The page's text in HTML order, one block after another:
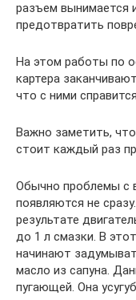
разъем вынимается
предотвратить
На этом работы по
картера
что с ними
Важно заметить,
стоит каждый раз
Обычно проблемы с
появляются не
результате
до 1 л смазки. В
начинают
масло из сапуна.
пугающей. Она